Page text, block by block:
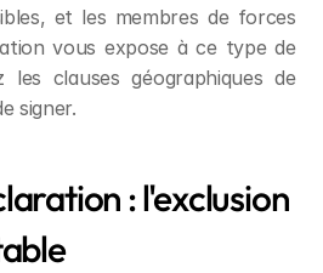
et les membres de forces
vous expose à ce type de
les clauses géographiques de
signer.
: l'exclusion